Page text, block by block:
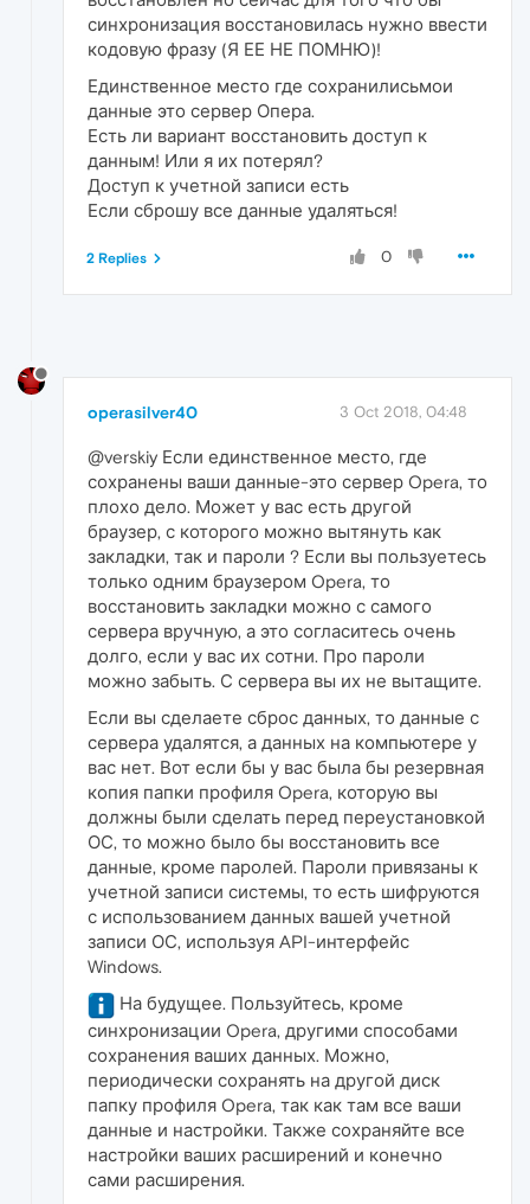
синхронизация восстановилась нужно ввести
кодовую фразу (Я ЕЕ НЕ ПОМНЮ)!
Единственное место где сохранилисьмои
данные это сервер Опера.
Есть ли вариант восстановить доступ к
данным! Или я их потерял?
Доступ к учетной записи есть
Если сброшу все данные удаляться!
0
2 Replies
operasilver40 3 Oct 2018, 04:48
@verskiy Если единственное место, где
сохранены ваши данные-это сервер Opera, то
плохо дело. Может у вас есть другой
браузер, с которого можно вытянуть как
закладки, так и пароли ? Если вы пользуетесь
только одним браузером Opera, то
восстановить закладки можно с самого
сервера вручную, а это согласитесь очень
долго, если у вас их сотни. Про пароли
можно забыть. С сервера вы их не вытащите.
Если вы сделаете сброс данных, то данные с
сервера удалятся, а данных на компьютере у
вас нет. Вот если бы у вас была бы резервная
копия папки профиля Opera, которую вы
должны были сделать перед переустановкой
ОС, то можно было бы восстановить все
данные, кроме паролей. Пароли привязаны к
учетной записи системы, то есть шифруются
с использованием данных вашей учетной
записи ОС, используя API-интерфейс
Windows.
На будущее. Пользуйтесь, кроме
синхронизации Opera, другими способами
сохранения ваших данных. Можно,
периодически сохранять на другой диск
папку профиля Opera, так как там все ваши
данные и настройки. Также сохраняйте все
настройки ваших расширений и конечно
сами расширения.